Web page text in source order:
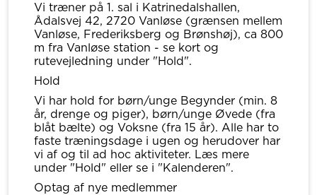
Vi træner på 1. sal i Katrinedalshallen,
Ådalsvej 42, 2720 Vanløse (grænsen mellem
Vanløse, Frederiksberg og Brønshøj), ca 800
m fra Vanløse station - se kort og
rutevejledning under "Hold".
Hold
Vi har hold for børn/unge Begynder (min. 8
år, drenge og piger), børn/unge Øvede (fra
blåt bælte) og Voksne (fra 15 år). Alle har to
faste træningsdage i ugen og herudover har
vi af og til ad hoc aktiviteter. Læs mere
under "Hold" eller se i "Kalenderen".
Optag af nye medlemmer